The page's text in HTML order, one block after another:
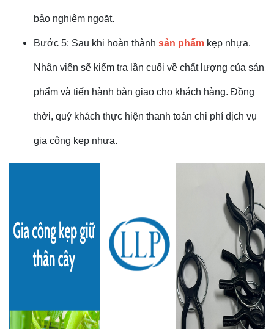
bảo nghiêm ngoặt.
Bước 5: Sau khi hoàn thành sản phẩm kẹp nhựa.
Nhân viên sẽ kiểm tra lần cuối về chất lượng của sản
phẩm và tiến hành bàn giao cho khách hàng. Đồng
thời, quý khách thực hiện thanh toán chi phí dịch vụ
gia công kẹp nhựa.